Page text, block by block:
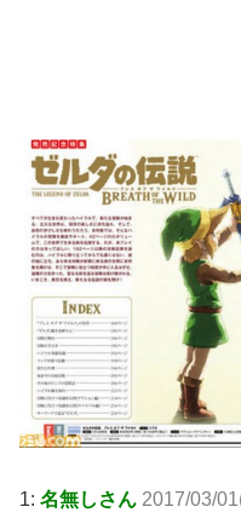
1: 名無しさん 2017/03/